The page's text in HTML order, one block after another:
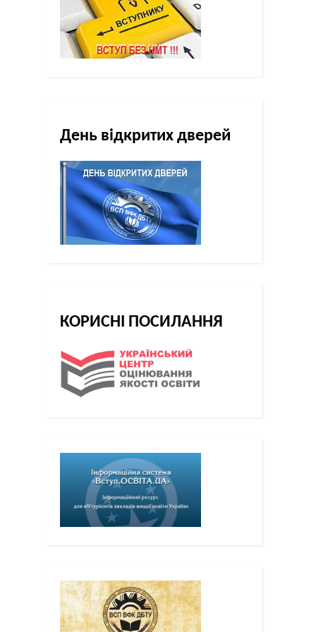
День відкритих дверей
КОРИСНІ ПОСИЛАННЯ